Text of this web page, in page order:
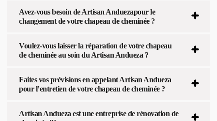
Avez-vous besoin de Artisan Anduezapour le
changement de votre chapeau de cheminée ?
Voulez-vous laisser la réparation de votre chapeau
de cheminée au soin du Artisan Andueza ?
Faites vos prévisions en appelant Artisan Andueza
pour l’entretien de votre chapeau de cheminée ?
Artisan Andueza est une entreprise de rénovation de